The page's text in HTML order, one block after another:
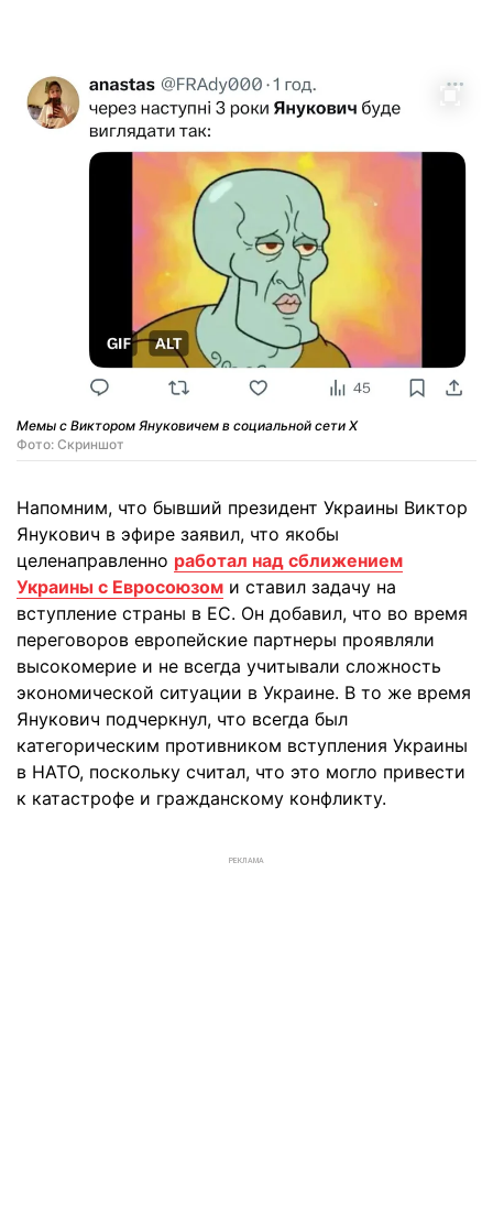
Мемы с Виктором Януковичем в социальной сети X
Фото: Скриншот
Напомним, что бывший президент Украины Виктор
Янукович в эфире заявил, что якобы
целенаправленно работал над сближением
Украины с Евросоюзом и ставил задачу на
вступление страны в ЕС. Он добавил, что во время
переговоров европейские партнеры проявляли
высокомерие и не всегда учитывали сложность
экономической ситуации в Украине. В то же время
Янукович подчеркнул, что всегда был
категорическим противником вступления Украины
в НАТО, поскольку считал, что это могло привести
к катастрофе и гражданскому конфликту.
РЕКЛАМА